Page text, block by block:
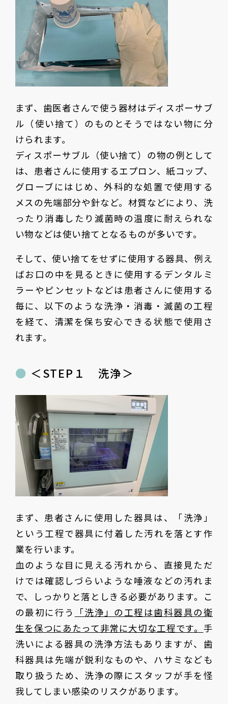
まず、歯医者さんで使う器材はディスポーサブ
ル（使い捨て）のものとそうではない物に分
けられます。
ディスポーサブル（使い捨て）の物の例として
は、患者さんに使用するエプロン、紙コップ、
グローブにはじめ、外科的な処置で使用する
メスの先端部分や針など。材質などにより、洗
ったり消毒したり滅菌時の温度に耐えられな
い物などは使い捨てとなるものが多いです。
そして、使い捨てをせずに使用する器具、例え
ばお口の中を見るときに使用するデンタルミ
ラーやピンセットなどは患者さんに使用する
毎に、以下のような洗浄・消毒・滅菌の工程
を経て、清潔を保ち安心できる状態で使用さ
れます。
＜STEP１ 洗浄＞
まず、患者さんに使用した器具は、「洗浄」
という工程で器具に付着した汚れを落とす作
業を行います。
血のような目に見える汚れから、直接見ただ
けでは確認しづらいような唾液などの汚れま
で、しっかりと落としきる必要があります。こ
の最初に行う
「洗浄」の工程は歯科器具の衛
生を保つにあたって非常に大切な工程です。 手
洗いによる器具の洗浄方法もありますが、歯
科器具は先端が鋭利なものや、ハサミなども
取り扱うため、洗浄の際にスタッフが手を怪
我してしまい感染のリスクがあります。